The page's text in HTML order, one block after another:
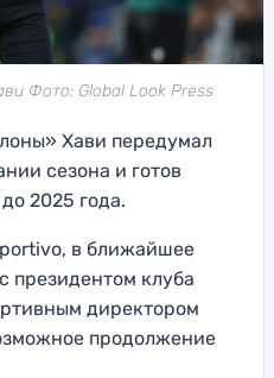
Фото: Global Look Press
Хави передумал
сезона и готов
2025 года.
в ближайшее
президентом клуба
директором
продолжение